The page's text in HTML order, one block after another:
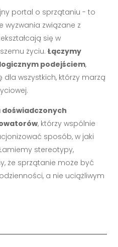
portal o sprzątaniu - to
wyzwania związane z
się w
życiu.Łączymy
podejściem,
wszystkich, którzy marzą
doświadczonych
, którzy wspólnie
sposób, w jaki
stereotypy,
że sprzątanie może być
a nie uciążliwym